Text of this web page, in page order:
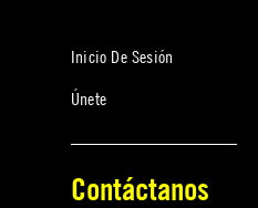
Inicio De Sesión
Únete
Contáctanos